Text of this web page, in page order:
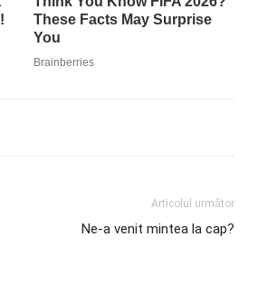
Articolul următor
Ne-a venit mintea la cap?